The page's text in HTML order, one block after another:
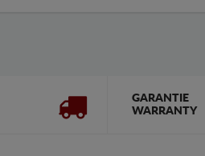
GARANTIE
WARRANTY